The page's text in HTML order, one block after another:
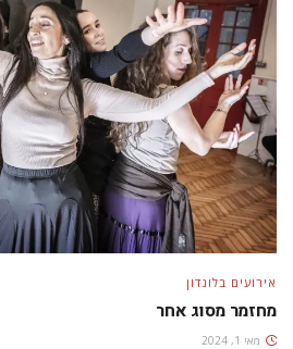
אירועים בלונדון
מחזמר מסוג אחר
מאי 1, 2024